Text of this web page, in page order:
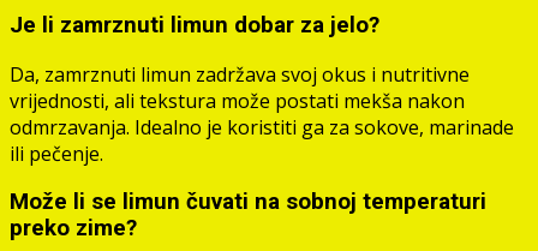
Je li zamrznuti limun dobar za jelo?
Da, zamrznuti limun zadržava svoj okus i nutritivne
vrijednosti, ali tekstura može postati mekša nakon
odmrzavanja. Idealno je koristiti ga za sokove, marinade
ili pečenje.
Može li se limun čuvati na sobnoj temperaturi
preko zime?